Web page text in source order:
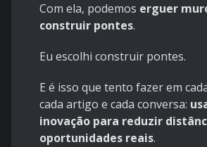
Com ela, podemos erguer
construir pontes.
Eu escolhi construir pontes.
E é isso que tento fazer em
cada artigo e cada conversa:
inovação para reduzir
oportunidades reais.